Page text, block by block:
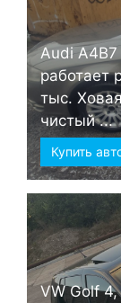
Audi А4B7
работает
тыс.
чистый ...
Купить
VW Golf